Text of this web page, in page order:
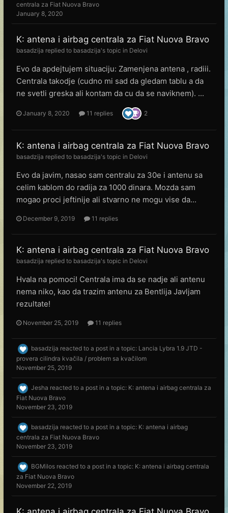
centrala za Fiat Nuova Bravo
January 8, 2020
K: antena i airbag centrala za Fiat Nuova Bravo
basadzija replied to basadzija's topic in Delovi
Evo da apdejtujem situaciju: Zamenjena antena , radiii.
Centrala takodje (cudno mi sad da gledam tablu a da
ne svetli greska ali kontam da cu da se naviknem). ...
January 8, 2020 11 replies 2
K: antena i airbag centrala za Fiat Nuova Bravo
basadzija replied to basadzija's topic in Delovi
Evo da javim, nasao sam centralu za 30e i antenu sa
celim kablom do radija za 1000 dinara. Mozda sam
mogao proci jeftinije ali stvarno ne mogu vise da...
December 9, 2019 11 replies
K: antena i airbag centrala za Fiat Nuova Bravo
basadzija replied to basadzija's topic in Delovi
Hvala na pomoci! Centrala ima da se nadje ali antenu
nema niko, kao da trazim antenu za Bentlija Javljam
rezultate!
November 25, 2019 11 replies
basadzija reacted to a post in a topic: Lancia Lybra 1.9 JTD -
provera cilindra kvačila / problem sa kvačilom
November 25, 2019
Jesha reacted to a post in a topic: K: antena i airbag centrala za
Fiat Nuova Bravo
November 23, 2019
basadzija reacted to a post in a topic: K: antena i airbag
centrala za Fiat Nuova Bravo
November 23, 2019
BGMilos reacted to a post in a topic: K: antena i airbag centrala
za Fiat Nuova Bravo
November 22, 2019